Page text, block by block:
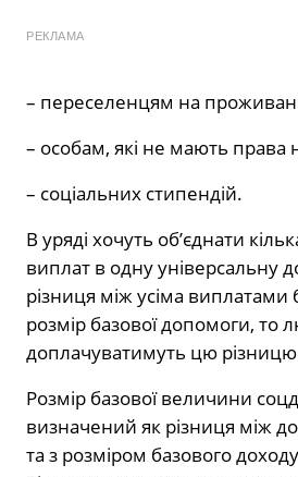
РЕКЛАМА
– переселенцям на
– особам, які не мають права
– соціальних стипендій.
В уряді хочуть об’єднати
виплат в одну універсальну
різниця між усіма
розмір базової допомоги, то
доплачуватимуть цю
Розмір базової величини
визначений як різниця між
та з розміром базового